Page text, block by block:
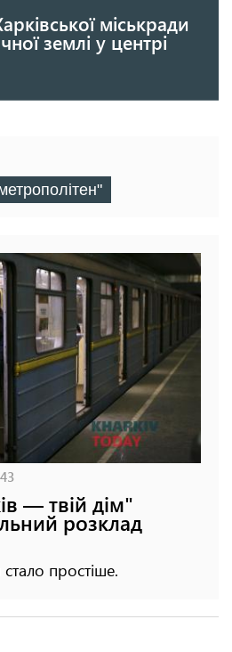
міськради
землі у центрі
— твій дім"
розклад
простіше.